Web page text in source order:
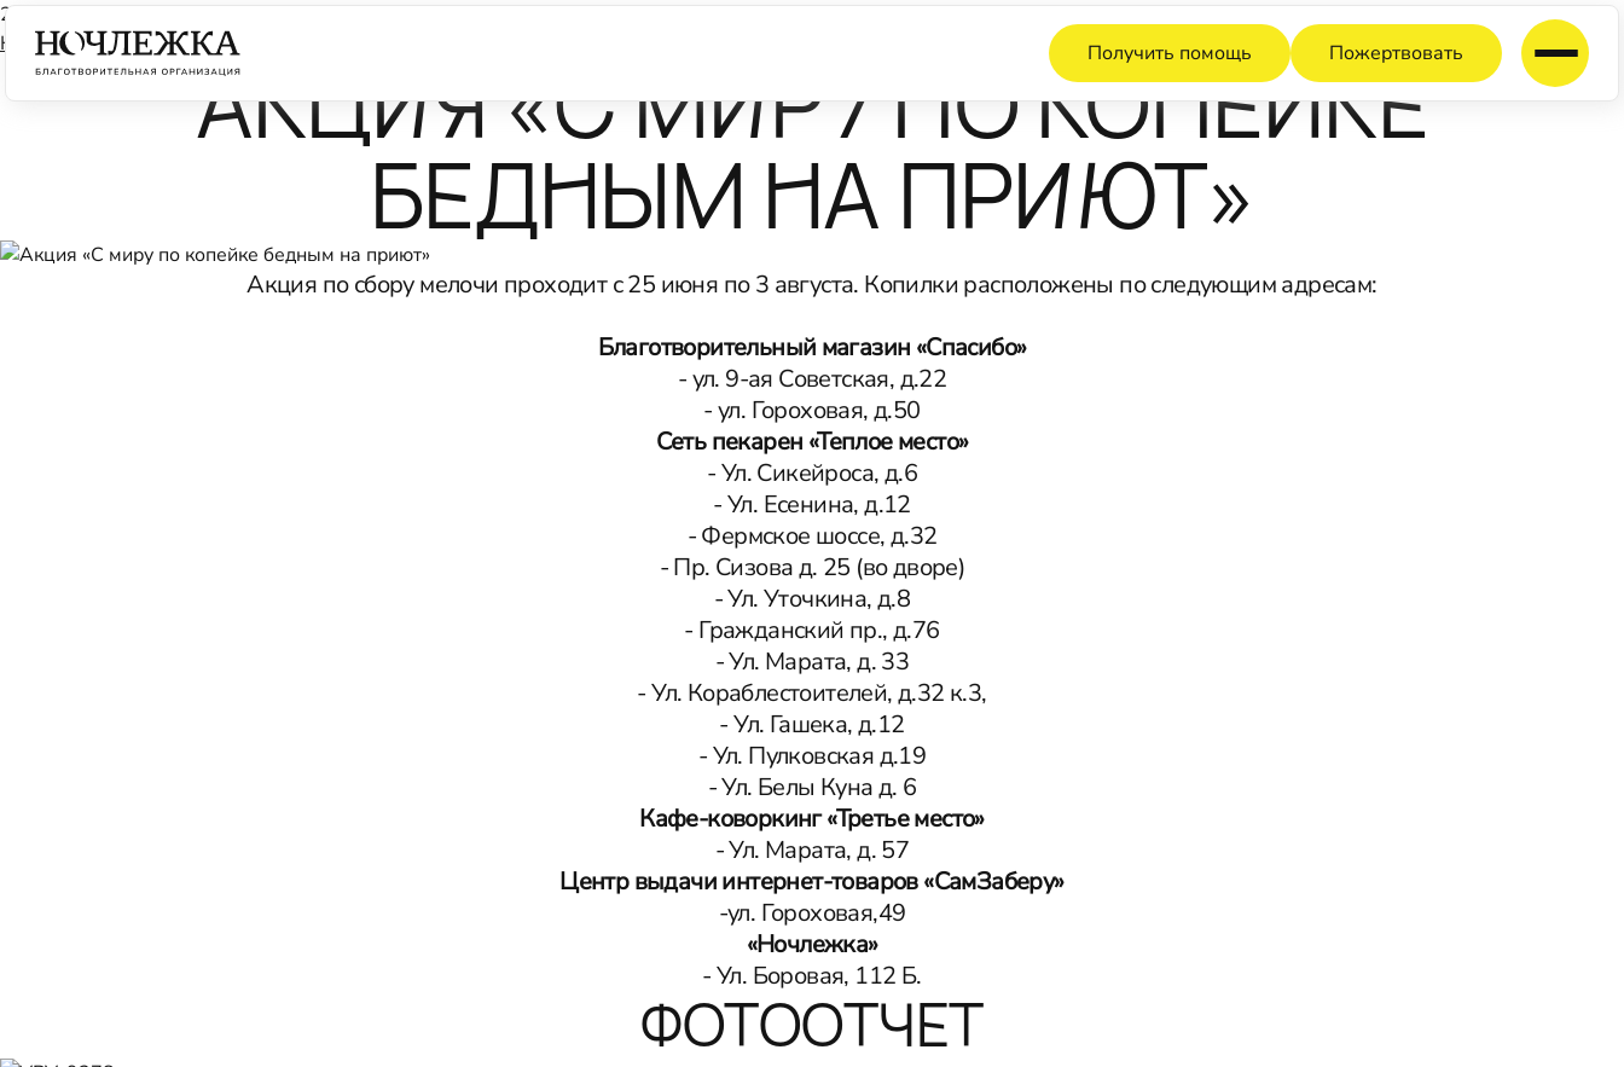
Получить помощь Пожертвовать
25 июня 2012
Календарь
АКЦИЯ «С МИРУ ПО КОПЕЙКЕ
БЕДНЫМ НА ПРИЮТ»
Акция по сбору мелочи проходит с 25 июня по 3 августа. Копилки расположены по следующим адресам:
Благотворительный магазин «Спасибо»
- ул. 9-ая Советская, д.22
- ул. Гороховая, д.50
Сеть пекарен «Теплое место»
- Ул. Сикейроса, д.6
- Ул. Есенина, д.12
- Фермское шоссе, д.32
- Пр. Сизова д. 25 (во дворе)
- Ул. Уточкина, д.8
- Гражданский пр., д.76
- Ул. Марата, д. 33
- Ул. Кораблестоителей, д.32 к.3,
- Ул. Гашека, д.12
- Ул. Пулковская д.19
- Ул. Белы Куна д. 6
Кафе-коворкинг «Третье место»
- Ул. Марата, д. 57
Центр выдачи интернет-товаров «СамЗаберу»
-ул. Гороховая,49
«Ночлежка»
- Ул. Боровая, 112 Б.
ФОТООТЧЕТ